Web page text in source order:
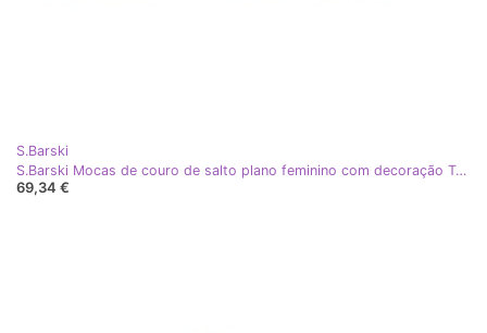
S.Barski
S.Barski Mocas de couro de salto plano feminino com decoração Tw101 Light Beige bege
69,34 €